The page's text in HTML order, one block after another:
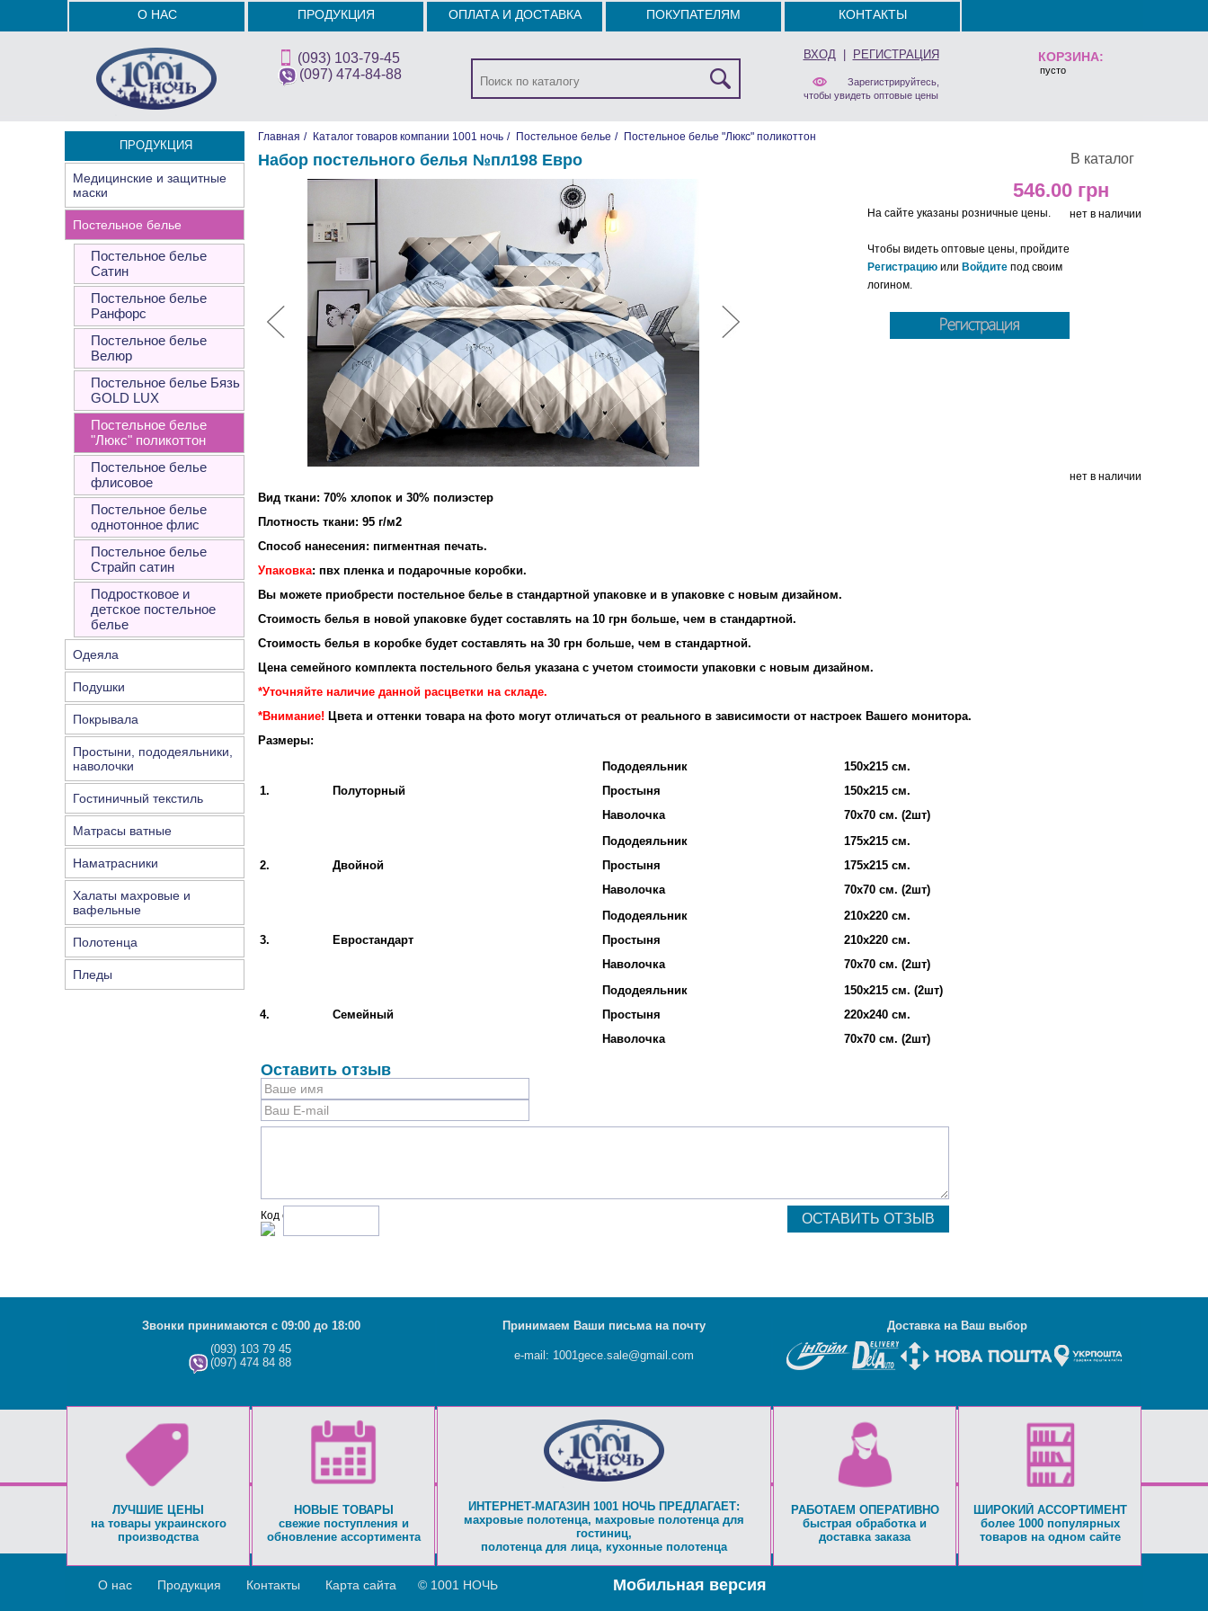
КОРЗИНА:
пусто
О НАС ПРОДУКЦИЯ ОПЛАТА И ДОСТАВКА ПОКУПАТЕЛЯМ КОНТАКТЫ
(093) 103-79-45
(097) 474-84-88
ВХОД| РЕГИСТРАЦИЯ
Зарегистрируйтесь,
чтобы увидеть оптовые цены
ПРОДУКЦИЯ
Медицинские и защитные
маски
Постельное белье
Постельное белье
Сатин
Постельное белье
Ранфорс
Постельное белье
Велюр
Постельное белье Бязь
GOLD LUX
Постельное белье
"Люкс" поликоттон
Постельное белье
флисовое
Постельное белье
однотонное флис
Постельное белье
Страйп сатин
Подростковое и
детское постельное
белье
Одеяла
Подушки
Покрывала
Простыни, пододеяльники,
наволочки
Гостиничный текстиль
Матрасы ватные
Наматрасники
Халаты махровые и
вафельные
Полотенца
Пледы
Главная / Каталог товаров компании 1001 ночь / Постельное белье / Постельное белье "Люкс" поликоттон
В каталог
Набор постельного белья №пл198 Евро
546.00
нет в наличии
На сайте указаны розничные цены.
Чтобы видеть оптовые цены, пройдите
Регистрацию или Войдите под своим
логином.
нет в наличии
Вид ткани: 70% хлопок и 30% полиэстер
Плотность ткани: 95 г/м2
Способ нанесения: пигментная печать.
Упаковка: пвх пленка и подарочные коробки.
Вы можете приобрести постельное белье в стандартной упаковке и в упаковке с новым дизайном.
Стоимость белья в новой упаковке будет составлять на 10 грн больше, чем в стандартной.
Стоимость белья в коробке будет составлять на 30 грн больше, чем в стандартной.
Цена семейного комплекта постельного белья указана с учетом стоимости упаковки с новым дизайном.
*Уточняйте наличие данной расцветки на складе.
*Внимание! Цвета и оттенки товара на фото могут отличаться от реального в зависимости от настроек Вашего монитора.
Размеры:
1. Полуторный
Пододеяльник
Простыня
Наволочка
150х215 см.
150х215 см.
70х70 см. (2шт)
2. Двойной
Пододеяльник
Простыня
Наволочка
175х215 см.
175х215 см.
70х70 см. (2шт)
3. Евростандарт
Пододеяльник
Простыня
Наволочка
210х220 см.
210х220 см.
70х70 см. (2шт)
4. Семейный
Пододеяльник
Простыня
Наволочка
150х215 см. (2шт)
220х240 см.
70х70 см. (2шт)
Оставить отзыв
Код с рисунка:
Мобильная версия
О нас Продукция Контакты Карта сайта © 1001 НОЧЬ
Звонки принимаются с 09:00 до 18:00 Принимаем Ваши письма на почту Доставка на Ваш выбор
(093) 103 79 45
(097) 474 84 88
e-mail: 1001gece.sale@gmail.com
ЛУЧШИЕ ЦЕНЫ
на товары украинского
производства
НОВЫЕ ТОВАРЫ
свежие поступления и
обновление ассортимента
ИНТЕРНЕТ-МАГАЗИН 1001 НОЧЬ ПРЕДЛАГАЕТ:
махровые полотенца, махровые полотенца для
гостиниц,
полотенца для лица, кухонные полотенца
РАБОТАЕМ ОПЕРАТИВНО
быстрая обработка и
доставка заказа
ШИРОКИЙ АССОРТИМЕНТ
более 1000 популярных
товаров на одном сайте